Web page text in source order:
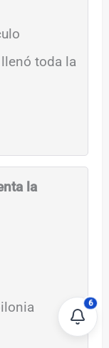
toda la
la
6